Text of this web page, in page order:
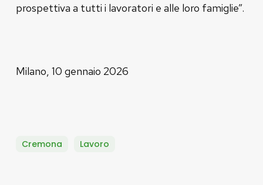
prospettiva a tutti i lavoratori e alle loro famiglie”.
Milano, 10 gennaio 2026
Cremona Lavoro